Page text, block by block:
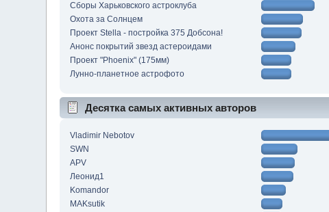
Сборы Харьковского астроклуба
Охота за Солнцем
Проект Stella - постройка 375 Добсона!
Анонс покрытий звезд астероидами
Проект "Phoenix" (175мм)
Лунно-планетное астрофото
Десятка самых активных авторов
Vladimir Nebotov
SWN
APV
Леонид1
Komandor
MAKsutik